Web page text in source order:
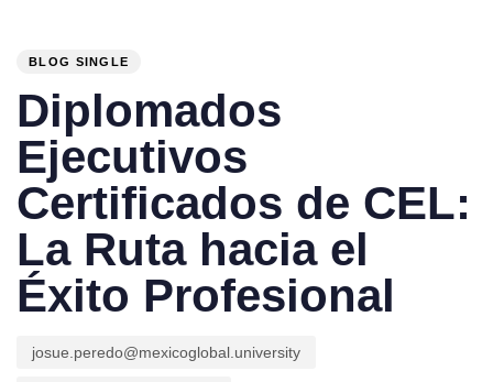
BLOG SINGLE
Diplomados
Ejecutivos
Certificados de CEL:
La Ruta hacia el
Éxito Profesional
josue.peredo@mexicoglobal.university